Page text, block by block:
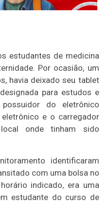
estudantes de medicina
Por ocasião, um
havia deixado seu tablet
para estudos e
do eletrônico
e o carregador
onde tinham sido
identificaram
com uma bolsa no
indicado, era uma
estudante do curso de